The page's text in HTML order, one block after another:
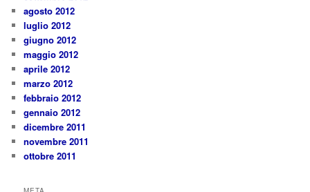
agosto 2012
luglio 2012
giugno 2012
maggio 2012
aprile 2012
marzo 2012
febbraio 2012
gennaio 2012
dicembre 2011
novembre 2011
ottobre 2011